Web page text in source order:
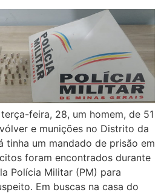
feira, 28, um homem, de 51
e munições no Distrito da
tinha um mandado de prisão em
foram encontrados durante
Polícia Militar (PM) para
Em buscas na casa do